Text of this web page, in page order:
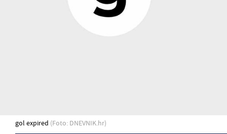
gol expired (Foto: DNEVNIK.hr)